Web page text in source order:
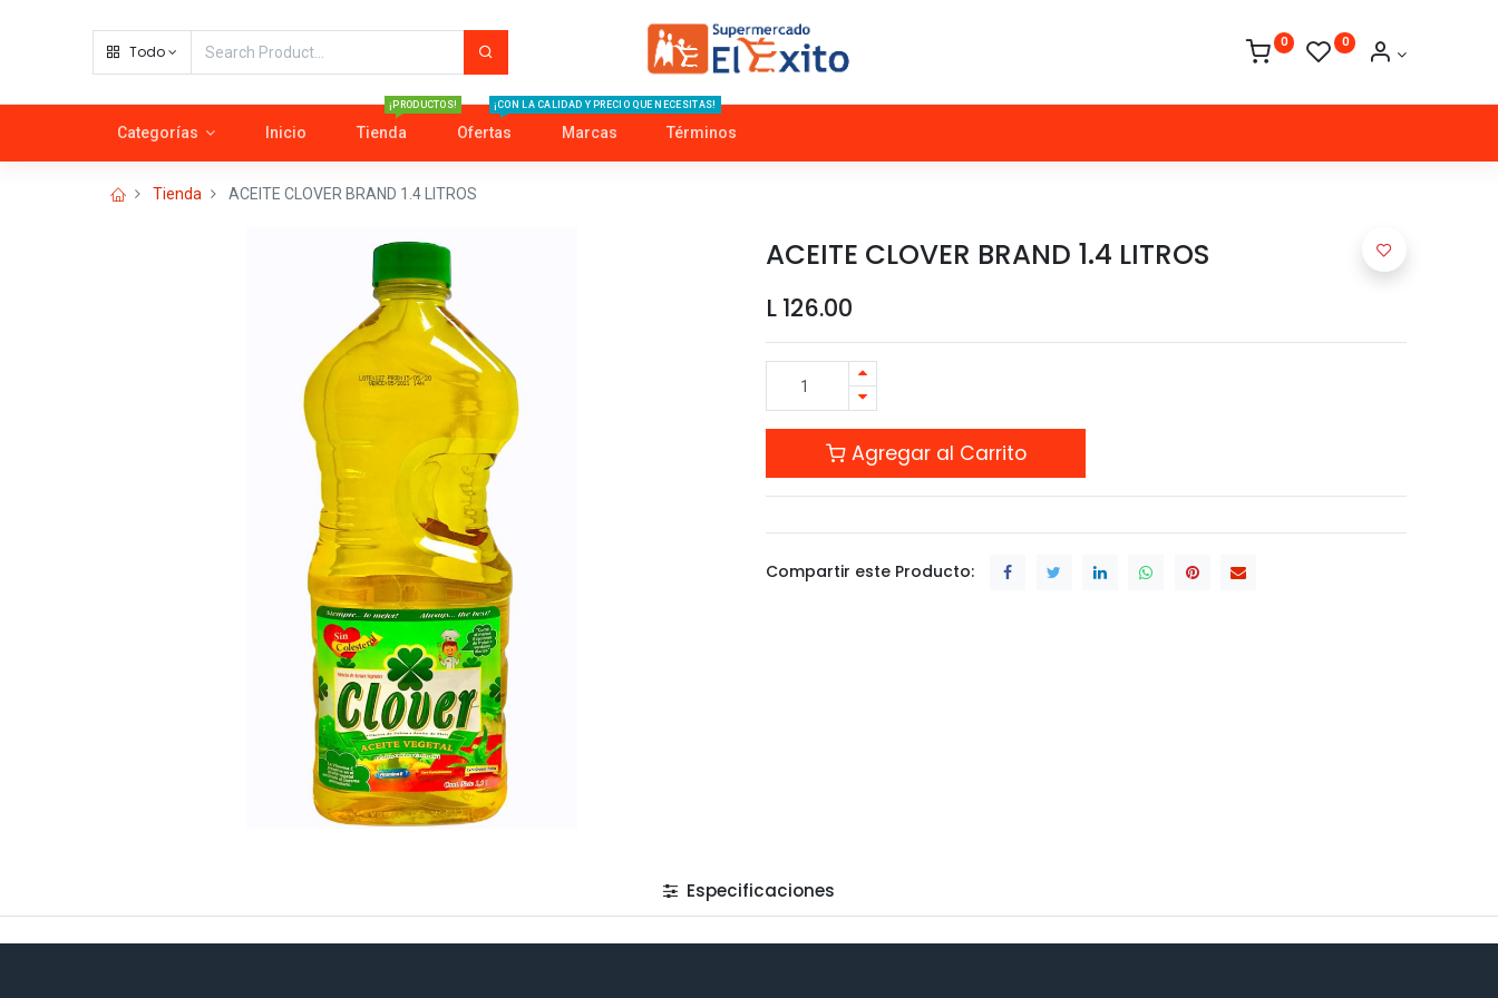
Todo 0 0
Categorías Inicio Tienda
¡PRODUCTOS!
Ofertas
¡CON LA CALIDAD Y PRECIO QUE NECESITAS!
Marcas Términos
Tienda ACEITE CLOVER BRAND 1.4 LITROS
ACEITE CLOVER BRAND 1.4 LITROS
L 126.00
Agregar al Carrito
Compartir este Producto:
Especificaciones